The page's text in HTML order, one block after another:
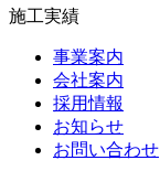
施工実績
事業案内
会社案内
採用情報
お知らせ
お問い合わせ